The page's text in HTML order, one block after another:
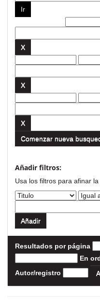
Comenzar nueva
Añadir filtros:
Usa los filtros para afinar la
Resultados por página
En
Autor/registro